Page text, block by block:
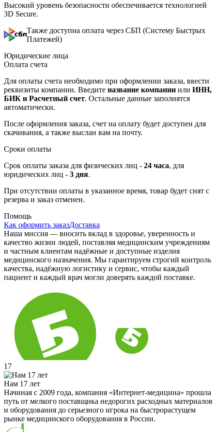
Высокий уровень безопасности обеспечивается технологией
3D Secure.
Также доступна оплата через СБП (Систему Быстрых
Платежей)
Юридические лица
Оплата счета
Для оплаты счета необходимо при оформлении заказа, ввести
реквизиты компании. Введите название компании или ИНН,
БИК и Расчетный счет. Остальные данные заполнятся
автоматически.
После оформления заказа, счет на оплату будет доступен для
скачивания, а также выслан вам на почту.
Сроки оплаты
Срок оплаты заказа для физических лиц - 24 часа, для
юридических лиц - 3 дня.
При отсутствии оплаты в указанное время, товар будет снят с
резерва и заказ отменен.
Помощь
Как оформить заказДоставка
Наша миссия — вносить вклад в здоровье, уверенность и
качество жизни людей, поставляя медицинским учреждениям
и частным клиентам надёжные и доступные изделия
медицинского назначения. Мы гарантируем строгий контроль
качества, надёжную логистику и сервис, чтобы каждый
пациент и каждый врач могли доверять каждой поставке.
17
Нам 17 лет
Начиная с 2009 года, компания «Интернет-медицина» прошла
путь от мелкого поставщика недорогих расходных материалов
и оборудования до серьезного игрока на быстрорастущем
рынке медицинского оборудования в России.